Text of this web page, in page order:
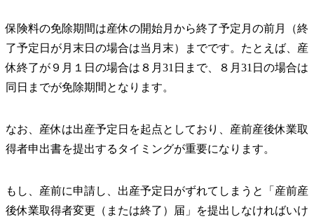
保険料の免除期間は産休の開始月から終了予定月の前月（終
了予定日が月末日の場合は当月末）までです。たとえば、産
休終了が９月１日の場合は８月31日まで、８月31日の場合は
同日までが免除期間となります。
なお、産休は出産予定日を起点としており、産前産後休業取
得者申出書を提出するタイミングが重要になります。
もし、産前に申請し、出産予定日がずれてしまうと「産前産
後休業取得者変更（または終了）届」を提出しなければいけ